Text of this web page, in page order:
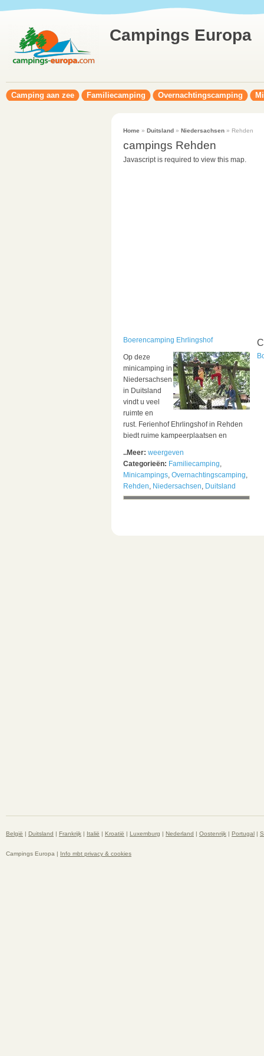
Campings Europa
Camping aan zee Familiecamping Overnachtingscamping
Home » Duitsland» Niedersachsen» Rehden
campings Rehden
Javascript is required to view this map.
Boerencamping Ehrlingshof
Op deze
minicamping in
Niedersachsen
in Duitsland
vindt u veel
ruimte en
rust. Ferienhof Ehrlingshof in Rehden
biedt ruime kampeerplaatsen en
..Meer: weergeven
Categorieën: Familiecamping,
Minicampings, Overnachtingscamping,
Rehden, Niedersachsen, Duitsland
België | Duitsland | Frankrijk | Italië | Kroatië | Luxemburg | Nederland | Oostenrijk | Portugal |
Campings Europa | Info mbt privacy & cookies